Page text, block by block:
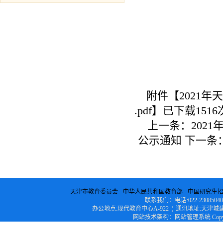
附件【2021年
.pdf】已下载1516
上一条： 2021
公示通知 下一条
天津市教育委员会 中华人民共和国教育部
中国研究生
联系我们：电话:022-
办公地点:现代教育中心A-922 ¦ 通讯地址:天津城
网站技术架构：网站管理系统